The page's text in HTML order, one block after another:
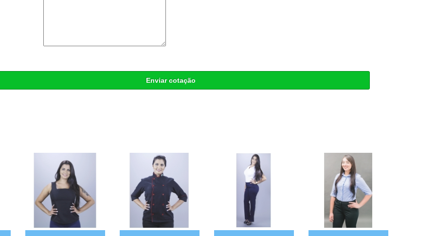
Enviar cotação